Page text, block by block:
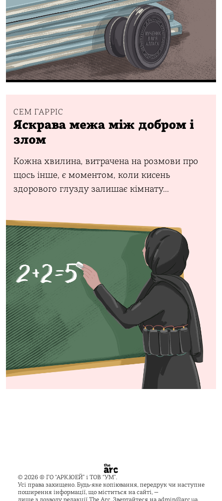
СЕМ ГАРРІС
Яскрава межа між добром і
злом
Кожна хвилина, витрачена на розмови про
щось інше, є моментом, коли кисень
здорового глузду залишає кімнату...
© 2026 ® ГО “АРК.ЮЕЙ” і ТОВ “УМ”.
Усі права захищено. Будь-яке копіювання, передрук чи наступне
поширення інформації, що міститься на сайті, —
лише з дозволу редакції The Arc. Звертайтеся на admin@arc.ua.